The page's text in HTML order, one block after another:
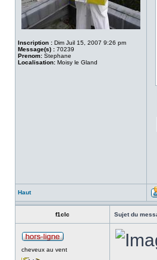
Inscription : Dim Juil 15, 2007 9:26 pm
Message(s) : 70239
Prenom: Stephane
Localisation: Moisy le Gland
Haut
f1clc Sujet du
cheveux au vent